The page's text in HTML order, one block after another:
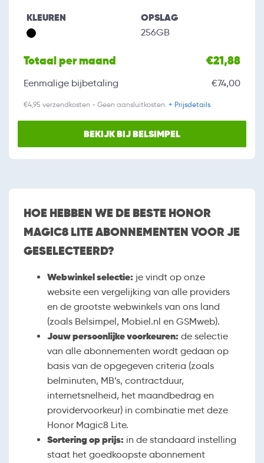
KLEUREN OPSLAG
256GB
Totaal per maand €21,88
Eenmalige bijbetaling €74,00
€4,95 verzendkosten - Geen aansluitkosten. + Prijsdetails
BEKIJK BIJ BELSIMPEL
HOE HEBBEN WE DE BESTE HONOR
MAGIC8 LITE ABONNEMENTEN VOOR JE
GESELECTEERD?
Webwinkel selectie: je vindt op onze
website een vergelijking van alle providers
en de grootste webwinkels van ons land
(zoals Belsimpel, Mobiel.nl en GSMweb).
Jouw persoonlijke voorkeuren: de selectie
van alle abonnementen wordt gedaan op
basis van de opgegeven criteria (zoals
belminuten, MB’s, contractduur,
internetsnelheid, het maandbedrag en
providervoorkeur) in combinatie met deze
Honor Magic8 Lite.
Sortering op prijs: in de standaard instelling
staat het goedkoopste abonnement